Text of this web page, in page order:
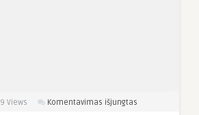
Views Komentavimas išjungtas